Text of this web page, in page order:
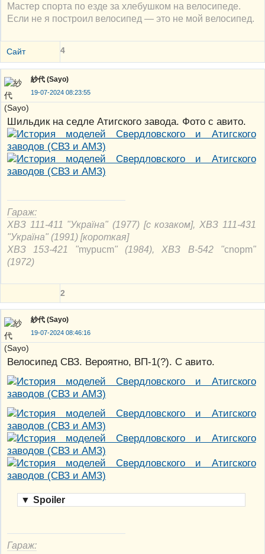
Мастер спорта по езде за хлебушком на велосипеде.
Если не я построил велосипед — это не мой велосипед.
Сайт 4
紗代 (Sayo)
19-07-2024 08:23:55
Шильдик на седле Атигского завода. Фото с авито.
Гараж:
ХВЗ 111-411 "Україна" (1977) [с козаком], ХВЗ 111-431
"Україна" (1991) [короткая]
ХВЗ 153-421 "mypucm" (1984), ХВЗ В-542 "cnорm"
(1972)
2
紗代 (Sayo)
19-07-2024 08:46:16
Велосипед СВЗ. Вероятно, ВП-1(?). С авито.
▼ Spoiler
Гараж: